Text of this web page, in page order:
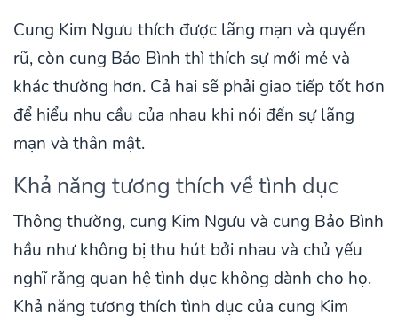
Cung Kim Ngưu thích được lãng mạn và quyến
rũ, còn cung Bảo Bình thì thích sự mới mẻ và
khác thường hơn. Cả hai sẽ phải giao tiếp tốt hơn
để hiểu nhu cầu của nhau khi nói đến sự lãng
mạn và thân mật.
Khả năng tương thích về tình dục
Thông thường, cung Kim Ngưu và cung Bảo Bình
hầu như không bị thu hút bởi nhau và chủ yếu
nghĩ rằng quan hệ tình dục không dành cho họ.
Khả năng tương thích tình dục của cung Kim